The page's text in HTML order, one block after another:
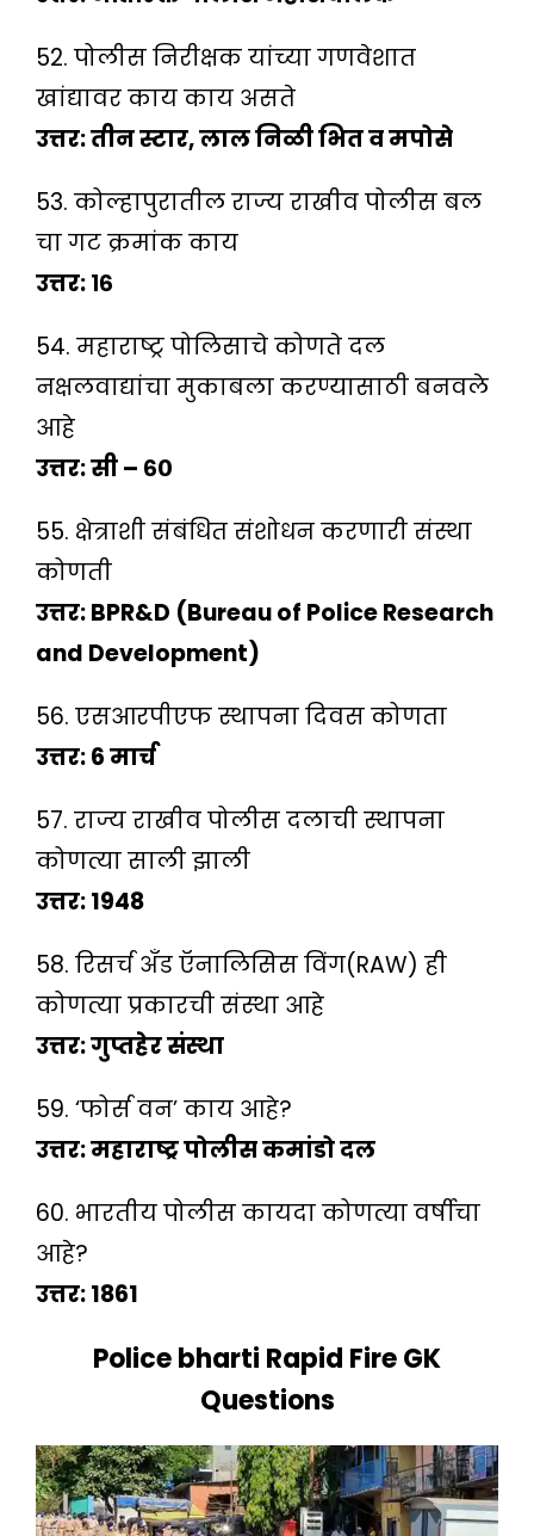
52. पोलीस निरीक्षक यांच्या गणवेशात
खांद्यावर काय काय असते
उत्तर: तीन स्टार, लाल निळी भित व मपोसे
53. कोल्हापुरातील राज्य राखीव पोलीस बल
चा गट क्रमांक काय
उत्तर: १६
54. महाराष्ट्र पोलिसाचे कोणते दल
नक्षलवाद्यांचा मुकाबला करण्यासाठी बनवले
आहे
उत्तर: सी – ६०
55. क्षेत्राशी संबंधित संशोधन करणारी संस्था
कोणती
उत्तर: BPR&D (Bureau of Police Research
and Development)
56. एसआरपीएफ स्थापना दिवस कोणता
उत्तर: 6 मार्च
57. राज्य राखीव पोलीस दलाची स्थापना
कोणत्या साली झाली
उत्तर: 1948
58. रिसर्च अँड ऍनालिसिस विंग(RAW) ही
कोणत्या प्रकारची संस्था आहे
उत्तर: गुप्तहेर संस्था
59. ‘फोर्स वन’ काय आहे?
उत्तर: महाराष्ट्र पोलीस कमांडो दल
60. भारतीय पोलीस कायदा कोणत्या वर्षीचा
आहे?
उत्तर: 1861
Police bharti Rapid Fire GK
Questions